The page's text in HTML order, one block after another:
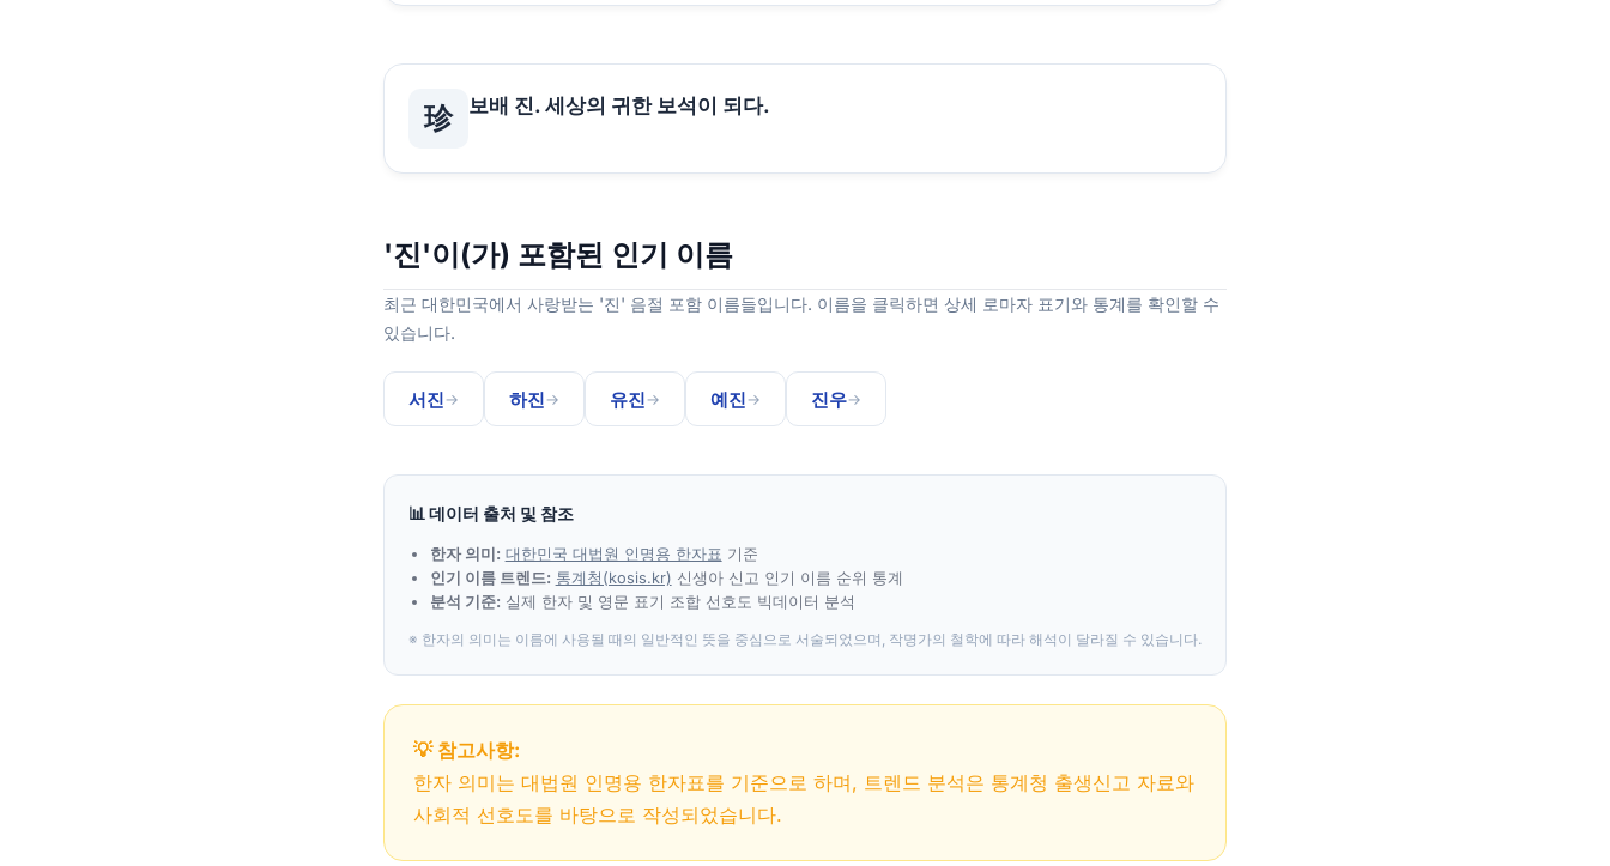
珍 보배 진. 세상의 귀한 보석이 되다.
'진'이(가) 포함된 인기 이름
최근 대한민국에서 사랑받는 '진' 음절 포함 이름들입니다. 이름을 클릭하면 상세 로마자 표기와 통계를 확인할 수
있습니다.
서진→ 하진→ 유진→ 예진→ 진우→
📊 데이터 출처 및 참조
한자 의미: 대한민국 대법원 인명용 한자표 기준
인기 이름 트렌드: 통계청(kosis.kr) 신생아 신고 인기 이름 순위 통계
분석 기준: 실제 한자 및 영문 표기 조합 선호도 빅데이터 분석
※ 한자의 의미는 이름에 사용될 때의 일반적인 뜻을 중심으로 서술되었으며, 작명가의 철학에 따라 해석이 달라질 수 있습니다.
💡 참고사항:
한자 의미는 대법원 인명용 한자표를 기준으로 하며, 트렌드 분석은 통계청 출생신고 자료와
사회적 선호도를 바탕으로 작성되었습니다.